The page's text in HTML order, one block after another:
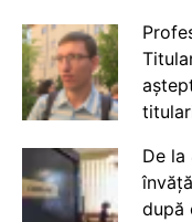
De la
după